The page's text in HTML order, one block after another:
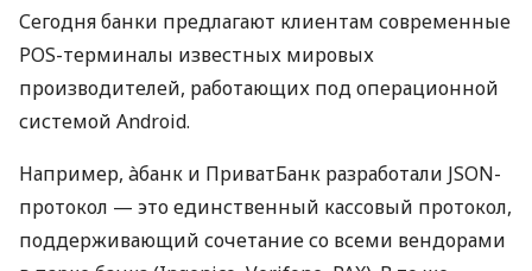
Сегодня банки предлагают клиентам современные
POS-терминалы известных мировых
производителей, работающих под операционной
системой Android.
Например, àбанк и ПриватБанк разработали JSON-
протокол — это единственный кассовый протокол,
поддерживающий сочетание со всеми вендорами